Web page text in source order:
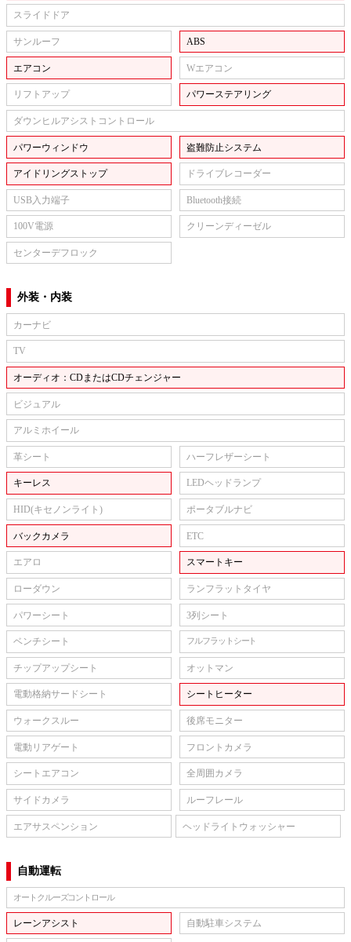
スライドドア
サンルーフ ABS
エアコン Wエアコン
リフトアップ パワーステアリング
ダウンヒルアシストコントロール
パワーウィンドウ 盗難防止システム
アイドリングストップ ドライブレコーダー
USB入力端子 Bluetooth接続
100V電源 クリーンディーゼル
センターデフロック
外装・内装
カーナビ
TV
オーディオ：CDまたはCDチェンジャー
ビジュアル
アルミホイール
革シート ハーフレザーシート
キーレス LEDヘッドランプ
HID(キセノンライト) ポータブルナビ
バックカメラ ETC
エアロ スマートキー
ローダウン ランフラットタイヤ
パワーシート 3列シート
ベンチシート フルフラットシート
チップアップシート オットマン
電動格納サードシート シートヒーター
ウォークスルー 後席モニター
電動リアゲート フロントカメラ
シートエアコン 全周囲カメラ
サイドカメラ ルーフレール
エアサスペンション ヘッドライトウォッシャー
自動運転
オートクルーズコントロール
レーンアシスト 自動駐車システム